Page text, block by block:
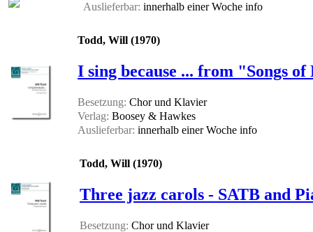
Auslieferbar: innerhalb einer Woche info
Todd, Will (1970)
I sing because ... from "Songs
Besetzung: Chor und Klavier
Verlag: Boosey & Hawkes
Auslieferbar: innerhalb einer Woche info
Todd, Will (1970)
Three jazz carols - SATB and
Besetzung: Chor und Klavier